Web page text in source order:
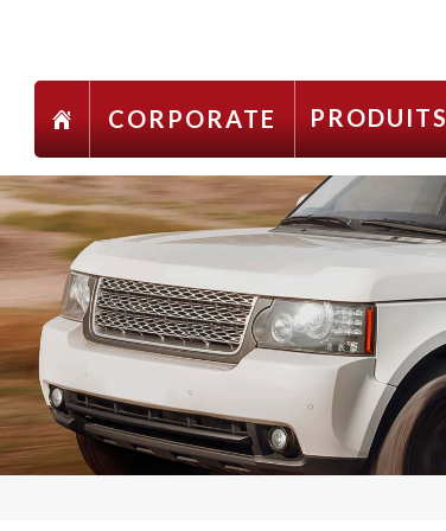
CORPORATE PRODUITS